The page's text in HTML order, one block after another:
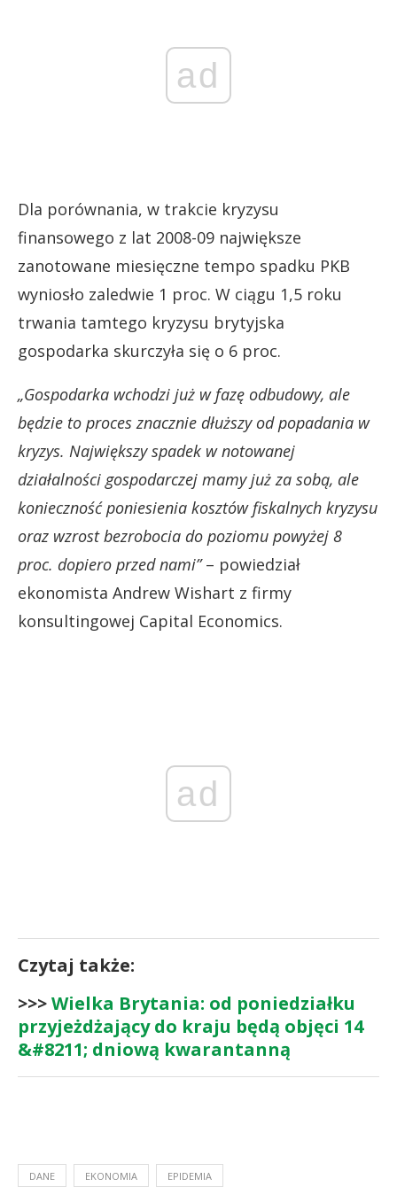
ad
Dla porównania, w trakcie kryzysu
finansowego z lat 2008-09 największe
zanotowane miesięczne tempo spadku PKB
wyniosło zaledwie 1 proc. W ciągu 1,5 roku
trwania tamtego kryzysu brytyjska
gospodarka skurczyła się o 6 proc.
„Gospodarka wchodzi już w fazę odbudowy, ale
będzie to proces znacznie dłuższy od popadania w
kryzys. Największy spadek w notowanej
działalności gospodarczej mamy już za sobą, ale
konieczność poniesienia kosztów fiskalnych kryzysu
oraz wzrost bezrobocia do poziomu powyżej 8
proc. dopiero przed nami”– powiedział
ekonomista Andrew Wishart z firmy
konsultingowej Capital Economics.
ad
Czytaj także:
>>>Wielka Brytania: od poniedziałku
przyjeżdżający do kraju będą objęci 14
&#8211; dniową kwarantanną
DANE EKONOMIA EPIDEMIA